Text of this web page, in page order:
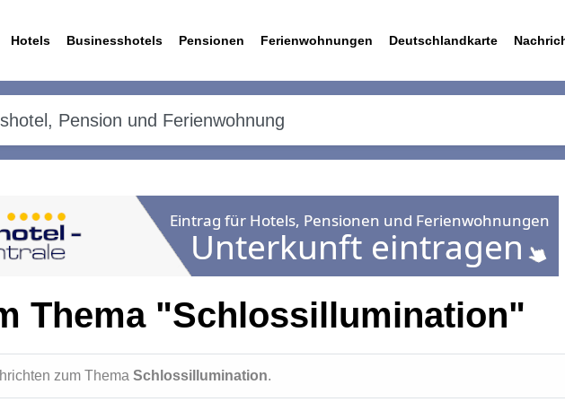
Hotels Businesshotels Pensionen Ferienwohnungen Deutschlandkarte
Thema "Schlossillumination"
zum Thema Schlossillumination.